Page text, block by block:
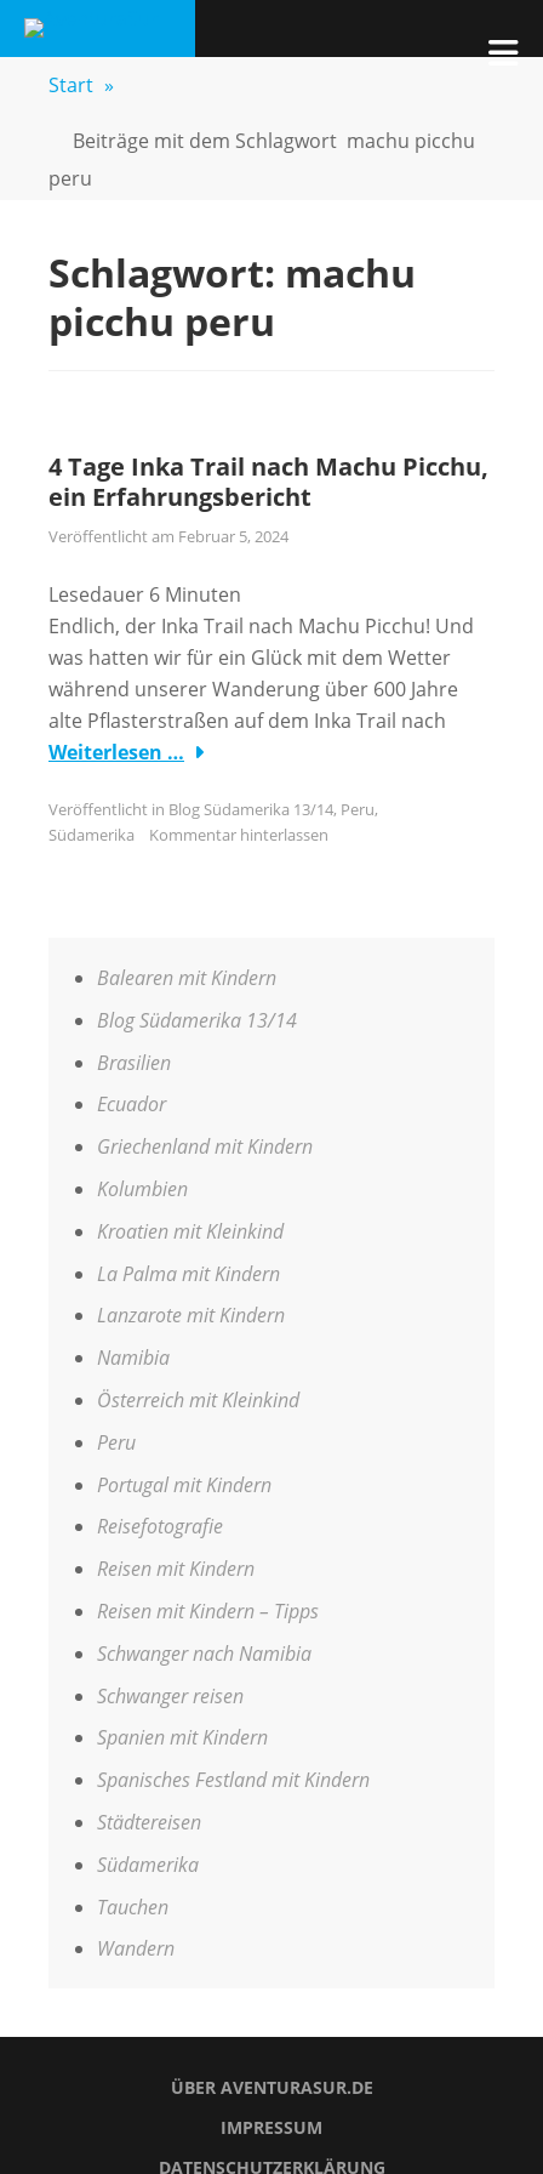
Zum
Inhalt
springen
Start »
Beiträge mit dem Schlagwort machu picchu
peru
Schlagwort: machu
picchu peru
4 Tage Inka Trail nach Machu Picchu,
ein Erfahrungsbericht
Veröffentlicht am Februar 5, 2024
Lesedauer 6 Minuten
Endlich, der Inka Trail nach Machu Picchu! Und
was hatten wir für ein Glück mit dem Wetter
während unserer Wanderung über 600 Jahre
alte Pflasterstraßen auf dem Inka Trail nach
Weiterlesen …
Veröffentlicht in Blog Südamerika 13/14, Peru,
Südamerika
Kommentar hinterlassen
Balearen mit Kindern
Blog Südamerika 13/14
Brasilien
Ecuador
Griechenland mit Kindern
Kolumbien
Kroatien mit Kleinkind
La Palma mit Kindern
Lanzarote mit Kindern
Namibia
Österreich mit Kleinkind
Peru
Portugal mit Kindern
Reisefotografie
Reisen mit Kindern
Reisen mit Kindern – Tipps
Schwanger nach Namibia
Schwanger reisen
Spanien mit Kindern
Spanisches Festland mit Kindern
Städtereisen
Südamerika
Tauchen
Wandern
ÜBER AVENTURASUR.DE
IMPRESSUM
DATENSCHUTZERKLÄRUNG